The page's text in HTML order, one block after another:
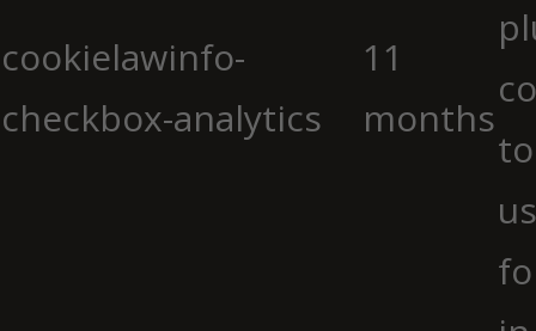
cookielawinfo-
checkbox-analytics
11
months